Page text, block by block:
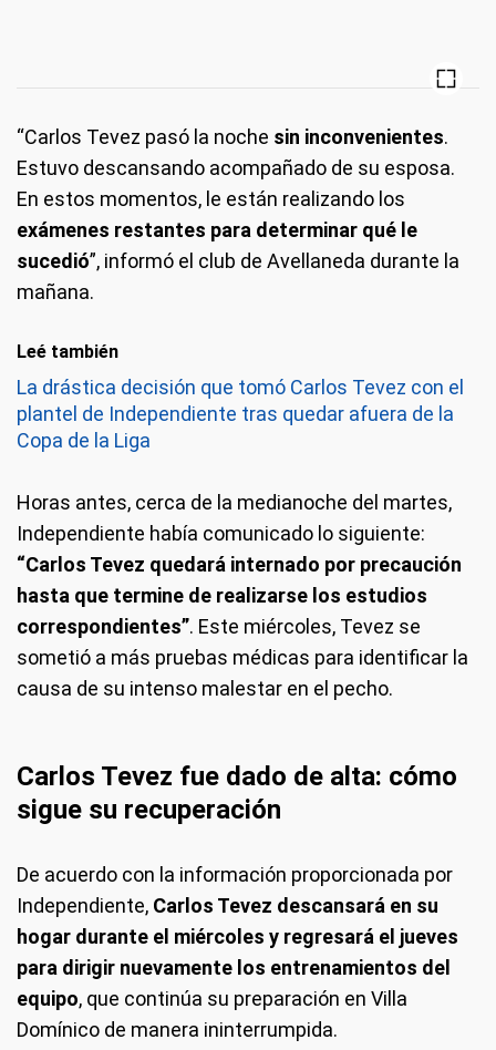
“Carlos Tevez pasó la noche sin inconvenientes.
Estuvo descansando acompañado de su esposa.
En estos momentos, le están realizando los
exámenes restantes para determinar qué le
sucedió”, informó el club de Avellaneda durante la
mañana.
Leé también
La drástica decisión que tomó Carlos Tevez con el
plantel de Independiente tras quedar afuera de la
Copa de la Liga
Horas antes, cerca de la medianoche del martes,
Independiente había comunicado lo siguiente:
“Carlos Tevez quedará internado por precaución
hasta que termine de realizarse los estudios
correspondientes”. Este miércoles, Tevez se
sometió a más pruebas médicas para identificar la
causa de su intenso malestar en el pecho.
Carlos Tevez fue dado de alta: cómo
sigue su recuperación
De acuerdo con la información proporcionada por
Independiente, Carlos Tevez descansará en su
hogar durante el miércoles y regresará el jueves
para dirigir nuevamente los entrenamientos del
equipo, que continúa su preparación en Villa
Domínico de manera ininterrumpida.